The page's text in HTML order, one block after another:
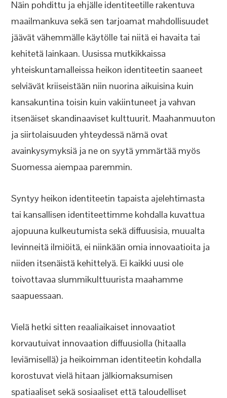
Näin pohdittu ja ehjälle identiteetille rakentuva
maailmankuva sekä sen tarjoamat mahdollisuudet
jäävät vähemmälle käytölle tai niitä ei havaita tai
kehitetä lainkaan. Uusissa mutkikkaissa
yhteiskuntamalleissa heikon identiteetin saaneet
selviävät kriiseistään niin nuorina aikuisina kuin
kansakuntina toisin kuin vakiintuneet ja vahvan
itsenäiset skandinaaviset kulttuurit. Maahanmuuton
ja siirtolaisuuden yhteydessä nämä ovat
avainkysymyksiä ja ne on syytä ymmärtää myös
Suomessa aiempaa paremmin.
Syntyy heikon identiteetin tapaista ajelehtimasta
tai kansallisen identiteettimme kohdalla kuvattua
ajopuuna kulkeutumista sekä diffuusisia, muualta
levinneitä ilmiöitä, ei niinkään omia innovaatioita ja
niiden itsenäistä kehittelyä. Ei kaikki uusi ole
toivottavaa slummikulttuurista maahamme
saapuessaan.
Vielä hetki sitten reaaliaikaiset innovaatiot
korvautuivat innovaation diffuusiolla (hitaalla
leviämisellä) ja heikoimman identiteetin kohdalla
korostuvat vielä hitaan jälkiomaksumisen
spatiaaliset sekä sosiaaliset että taloudelliset